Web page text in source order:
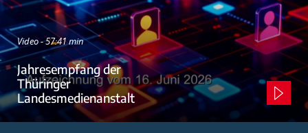
Video - 57:41 min
Jahresempfang der
Thüringer
Landesmedienanstalt